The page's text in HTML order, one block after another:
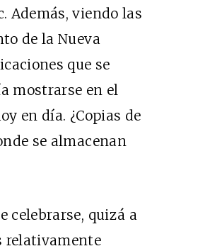
Además, viendo las
de la Nueva
que se
mostrarse en el
en día. ¿Copias de
se almacenan
celebrarse, quizá a
relativamente